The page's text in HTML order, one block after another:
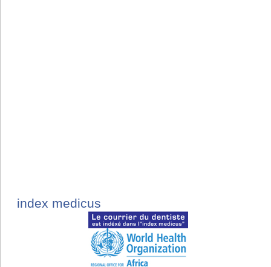
index medicus